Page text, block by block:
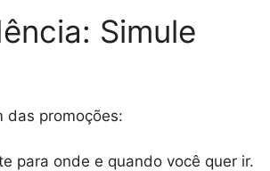
Simule
das promoções:
para onde e quando você quer ir.